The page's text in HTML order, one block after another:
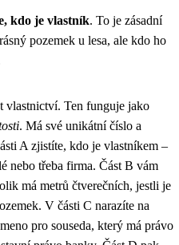
kdo je vlastník. To je zásadní
pozemek u lesa, ale kdo ho
vlastnictví. Ten funguje jako
. Má své unikátní číslo a
A zjistíte, kdo je vlastníkem –
nebo třeba firma. Část B vám
má metrů čtverečních, jestli je
V části C narazíte na
pro souseda, který má právo